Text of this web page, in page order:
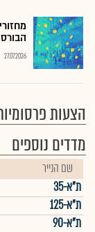
27.07.2026
הצעות
מדדים נוספים
שם הנייר
ת"א-35
ת"א-125
ת"א-90